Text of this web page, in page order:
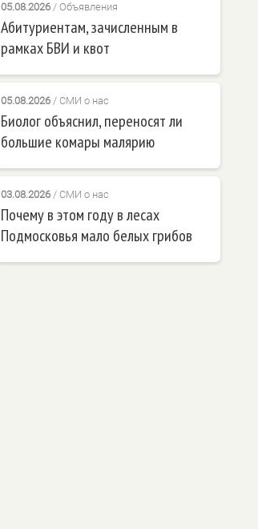
05.08.2026/ Объявления
Абитуриентам, зачисленным в
рамках БВИ и квот
05.08.2026/ СМИ о нас
Биолог объяснил, переносят ли
большие комары малярию
03.08.2026/ СМИ о нас
Почему в этом году в лесах
Подмосковья мало белых грибов